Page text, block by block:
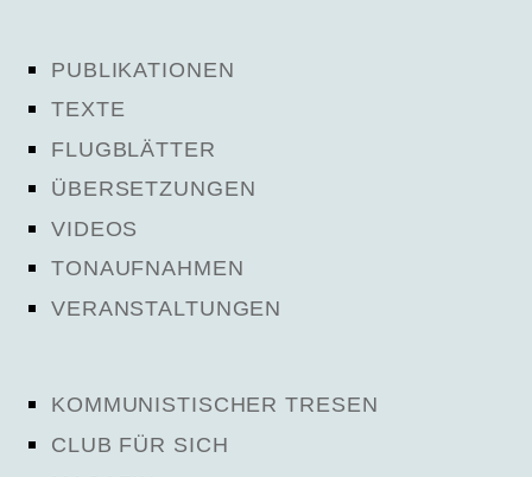
PUBLIKATIONEN
TEXTE
FLUGBLÄTTER
ÜBERSETZUNGEN
VIDEOS
TONAUFNAHMEN
VERANSTALTUNGEN
KOMMUNISTISCHER TRESEN
CLUB FÜR SICH